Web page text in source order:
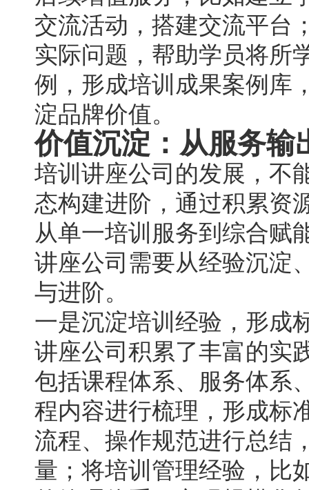
交流活动，搭建交流平台
实际问题，帮助学员将所
例，形成培训成果案例库
淀品牌价值。
价值沉淀：从服务输
培训讲座公司的发展，不
态构建进阶，通过积累资
从单一培训服务到综合赋
讲座公司需要从经验沉淀
与进阶。
一是沉淀培训经验，形成
讲座公司积累了丰富的实
包括课程体系、服务体系
程内容进行梳理，形成标
流程、操作规范进行总结
量；将培训管理经验，比